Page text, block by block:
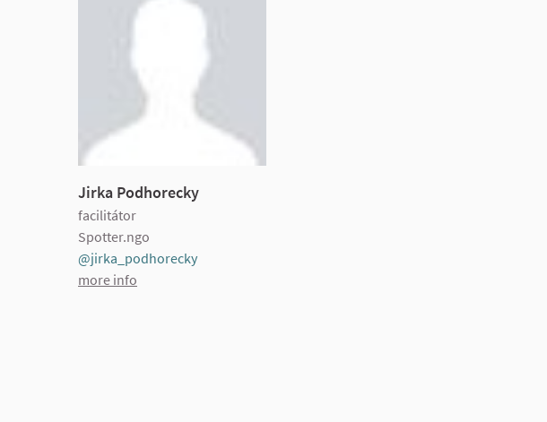
Jirka Podhorecky
facilitátor
Spotter.ngo
@jirka_podhorecky
more info